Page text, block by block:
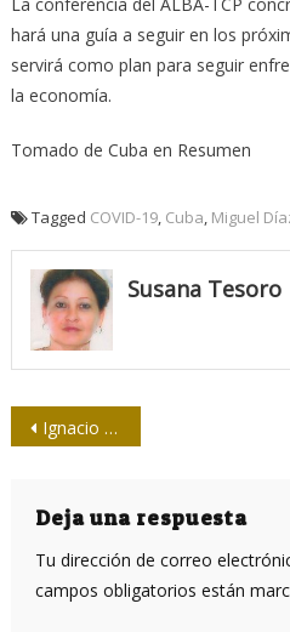
hará una guía a seguir en los
servirá como plan para seguir
la economía.
Tomado de Cuba en Resumen
Tagged COVID-19, Cuba, Miguel
Susana Tesoro
Navegación
entradas
Ignacio Ramonet llama a la unión de las naciones de América Latina
Deja una respuesta
Tu dirección de correo
campos obligatorios están